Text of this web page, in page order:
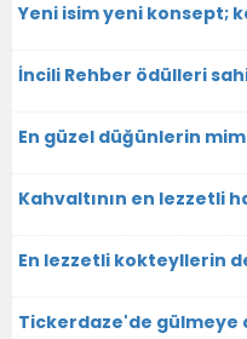
Yeni isim yeni konsept;
İncili Rehber ödülleri
En güzel düğünlerin
Kahvaltının en lezzetli
En lezzetli kokteyllerin
Tickerdaze'de gülmeye